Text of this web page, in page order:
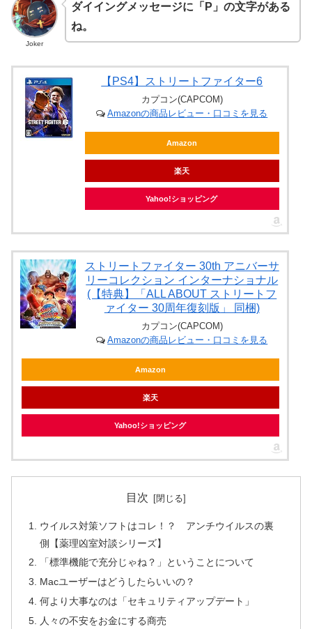
Joker
ダイイングメッセージに「P」の文字がある
ね。
【PS4】ストリートファイター6
カプコン(CAPCOM)
Amazonの商品レビュー・口コミを見る
Amazon
楽天
Yahoo!ショッピング
ストリートファイター 30th アニバーサ
リーコレクション インターナショナル
(【特典】「ALL ABOUT ストリートフ
ァイター 30周年復刻版」 同梱)
カプコン(CAPCOM)
Amazonの商品レビュー・口コミを見る
Amazon
楽天
Yahoo!ショッピング
目次
ウイルス対策ソフトはコレ！？ アンチウイルスの裏
側【薬理凶室対談シリーズ】
「標準機能で充分じゃね？」ということについて
Macユーザーはどうしたらいいの？
何より大事なのは「セキュリティアップデート」
人々の不安をお金にする商売